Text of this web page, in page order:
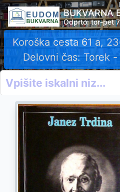
BUKVARNA
Odprto: tor-pet
Koroška cesta 61 a,
Delovni čas: Torek